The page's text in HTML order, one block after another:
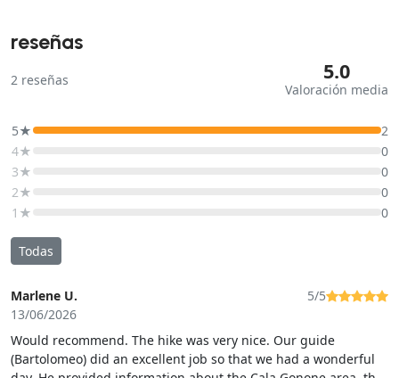
reseñas
2 reseñas 5.0
Valoración media
5★
2
4★
0
3★
0
2★
0
1★
0
Todas
Marlene U.
13/06/2026
5/5
Would recommend. The hike was very nice. Our guide
(Bartolomeo) did an excellent job so that we had a wonderful